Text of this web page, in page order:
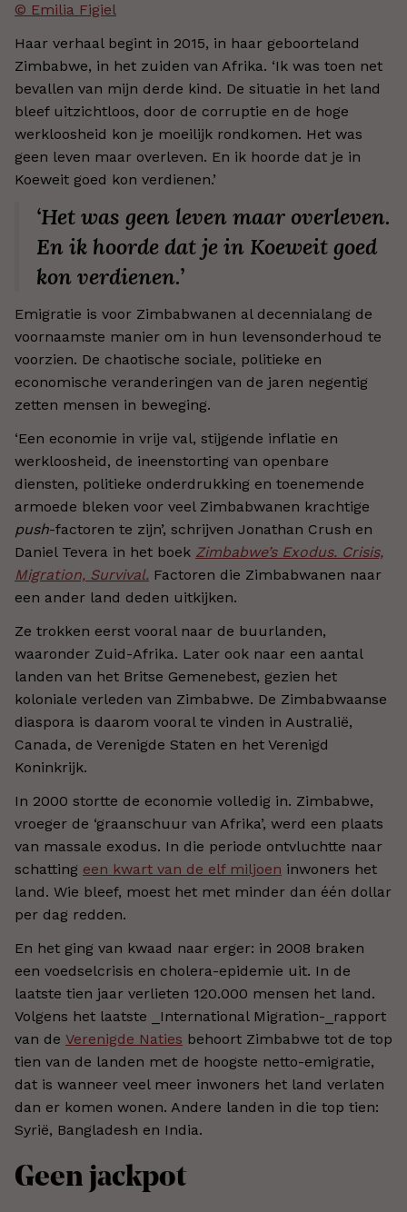
© Emilia Figiel
Haar verhaal begint in 2015, in haar geboorteland
Zimbabwe, in het zuiden van Afrika. ‘Ik was toen net
bevallen van mijn derde kind. De situatie in het land
bleef uitzichtloos, door de corruptie en de hoge
werkloosheid kon je moeilijk rondkomen. Het was
geen leven maar overleven. En ik hoorde dat je in
Koeweit goed kon verdienen.’
‘Het was geen leven maar overleven.
En ik hoorde dat je in Koeweit goed
kon verdienen.’
Emigratie is voor Zimbabwanen al decennialang de
voornaamste manier om in hun levensonderhoud te
voorzien. De chaotische sociale, politieke en
economische veranderingen van de jaren negentig
zetten mensen in beweging.
‘Een economie in vrije val, stijgende inflatie en
werkloosheid, de ineenstorting van openbare
diensten, politieke onderdrukking en toenemende
armoede bleken voor veel Zimbabwanen krachtige
push-factoren te zijn’, schrijven Jonathan Crush en
Daniel Tevera in het boek Zimbabwe’s Exodus. Crisis,
Migration, Survival. Factoren die Zimbabwanen naar
een ander land deden uitkijken.
Ze trokken eerst vooral naar de buurlanden,
waaronder Zuid-Afrika. Later ook naar een aantal
landen van het Britse Gemenebest, gezien het
koloniale verleden van Zimbabwe. De Zimbabwaanse
diaspora is daarom vooral te vinden in Australië,
Canada, de Verenigde Staten en het Verenigd
Koninkrijk.
In 2000 stortte de economie volledig in. Zimbabwe,
vroeger de ‘graanschuur van Afrika’, werd een plaats
van massale exodus. In die periode ontvluchtte naar
schatting een kwart van de elf miljoen inwoners het
land. Wie bleef, moest het met minder dan één dollar
per dag redden.
En het ging van kwaad naar erger: in 2008 braken
een voedselcrisis en cholera-epidemie uit. In de
laatste tien jaar verlieten 120.000 mensen het land.
Volgens het laatste _International Migration-_rapport
van de Verenigde Naties behoort Zimbabwe tot de top
tien van de landen met de hoogste netto-emigratie,
dat is wanneer veel meer inwoners het land verlaten
dan er komen wonen. Andere landen in die top tien:
Syrië, Bangladesh en India.
Geen jackpot